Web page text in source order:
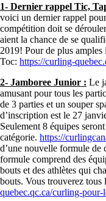
1- Dernier rappel Tic,
voici un dernier rappel
compétition doit se
aient la chance de se
2019! Pour de plus
Toc: https://curling-
2- Jamboree Junior : Le
amusant pour tous les
de 3 parties et un souper
d’inscription est le 27
Seulement 8 équipes
catégorie. https://
d’une nouvelle formule
formule comprend des
bouts et des athlètes qui
bouts. Vous trouverez tous
quebec.qc.ca/curling-pour-